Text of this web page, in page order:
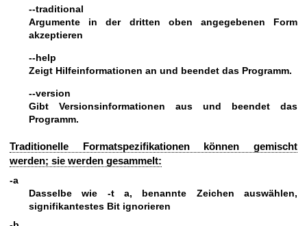
--traditional
Argumente in der dritten oben angegebenen Form
akzeptieren
--help
Zeigt Hilfeinformationen an und beendet das Programm.
--version
Gibt Versionsinformationen aus und beendet das
Programm.
Traditionelle Formatspezifikationen können gemischt
werden; sie werden gesammelt:
-a
Dasselbe wie -ta, benannte Zeichen auswählen,
signifikantestes Bit ignorieren